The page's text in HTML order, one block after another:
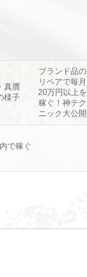
真贋
様子
ブランド品の
リペアで毎月
20万円以上を
稼ぐ！神テク
ニック大公開
で稼ぐ